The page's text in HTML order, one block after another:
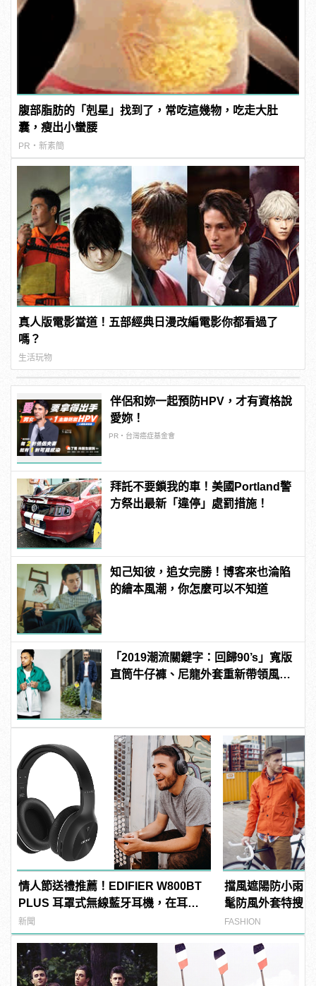
腹部脂肪的「剋星」找到了，常吃這幾物，吃走大肚
囊，瘦出小蠻腰
PR・新素簡
真人版電影當道！五部經典日漫改編電影你都看過了
嗎？
生活玩物
伴侶和妳一起預防HPV，才有資格說
愛妳！
PR・台灣癌症基金會
拜託不要鎖我的車！美國Portland警
方祭出最新「違停」處罰措施！
知己知彼，追女完勝！博客來也淪陷
的繪本風潮，你怎麼可以不知道
「2019潮流關鍵字：回歸90’s」寬版
直筒牛仔褲、尼龍外套重新帶領風
情人節送禮推薦！EDIFIER W800BT
PLUS 耳罩式無線藍牙耳機，在耳邊
傾訴甜言蜜語
新聞
擋風遮陽防小雨
髦防風外套特搜
FASHION